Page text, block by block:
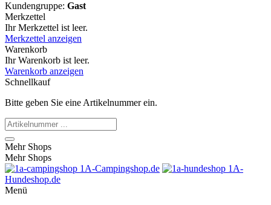
Kundengruppe: Gast
Merkzettel
Ihr Merkzettel ist leer.
Merkzettel anzeigen
Warenkorb
Ihr Warenkorb ist leer.
Warenkorb anzeigen
Schnellkauf
Bitte geben Sie eine Artikelnummer ein.
Mehr Shops
Mehr Shops
1A-Campingshop.de
1A-
Hundeshop.de
Menü